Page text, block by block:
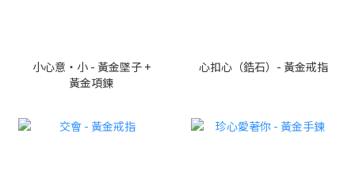
小心意・小 - 黃金墜子 +
黃金項鍊
心扣心（鋯石）- 黃金戒指